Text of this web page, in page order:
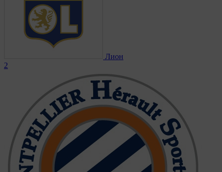
Лион
2